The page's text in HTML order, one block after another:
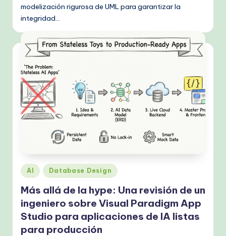
modelización rigurosa de UML para garantizar la
integridad…
Publicado
en
AI Database Design
Más allá de la hype: Una revisión de un
ingeniero sobre Visual Paradigm App
Studio para aplicaciones de IA listas
para producción